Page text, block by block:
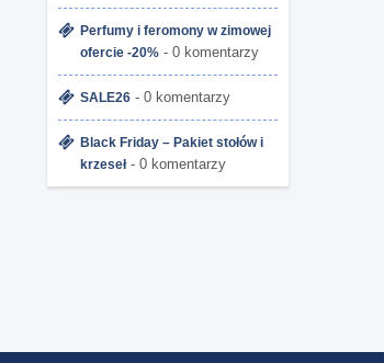
Perfumy i feromony w zimowej
ofercie -20% - 0 komentarzy
SALE26 - 0 komentarzy
Black Friday – Pakiet stołów i
krzeseł- 0 komentarzy